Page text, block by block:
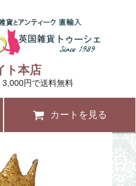
ト本店
3,000円で送料無料
カートを見る